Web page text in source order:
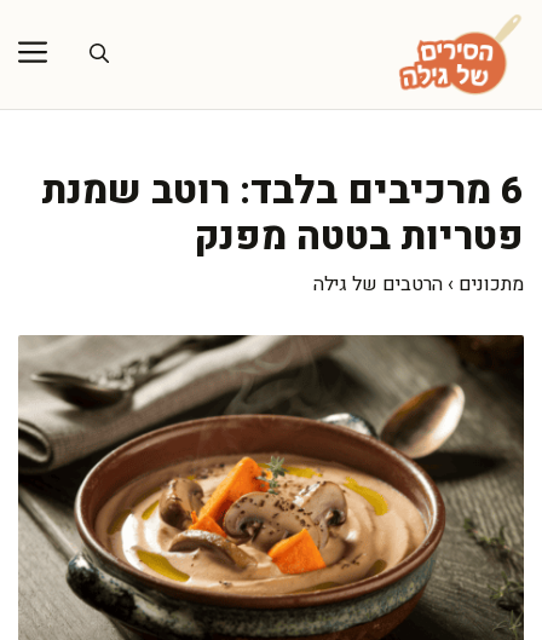
לדלג
לתוכן
6 מרכיבים בלבד: רוטב שמנת
פטריות בטטה מפנק
מתכונים › הרטבים של גילה